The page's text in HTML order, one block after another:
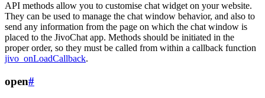
API methods allow you to customise chat widget on your website.
They can be used to manage the chat window behavior, and also to
send any information from the page on which the chat window is
placed to the JivoChat app. Methods should be initiated in the
proper order, so they must be called from within a callback function
jivo_onLoadCallback.
open#